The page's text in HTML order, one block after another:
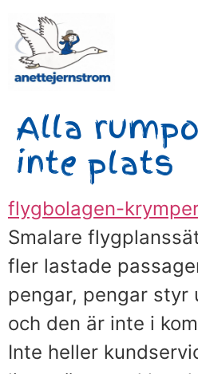
Alla
inte plats
flygbolagen-
Smalare
fler lastade
pengar, pengar styr
och den är inte i
Inte heller